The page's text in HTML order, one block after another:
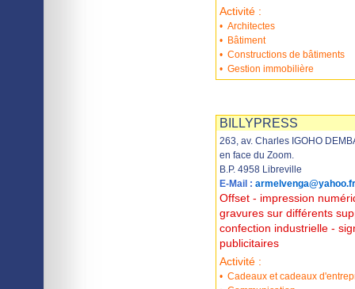
Activité :
• Architectes
• Bâtiment
• Constructions de bâtiments
• Gestion immobilière
BILLYPRESS
263, av. Charles IGOHO
en face du Zoom.
B.P. 4958 Libreville
E-Mail : armelvenga@yahoo.fr
Offset - impression
gravures sur différents
confection industrielle -
publicitaires
Activité :
• Cadeaux et cadeaux